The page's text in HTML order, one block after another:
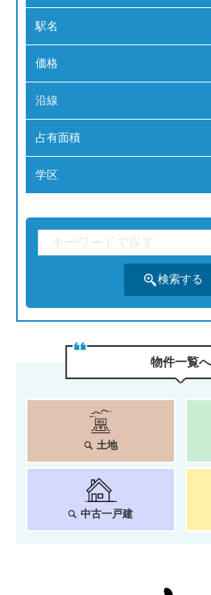
駅名
価格
沿線
占有⾯積
学区
物件⼀覧へ
土地
中古一戸建